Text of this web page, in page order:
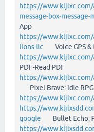
https://www.kljlxc.com/
message-box-message-
App
https://
lions-llc Voice GPS
https://
PDF-Read PDF
https://
Pixel Brave: Idle
https://www.kljlxc.com/
https://
google Bullet Echo:
https://